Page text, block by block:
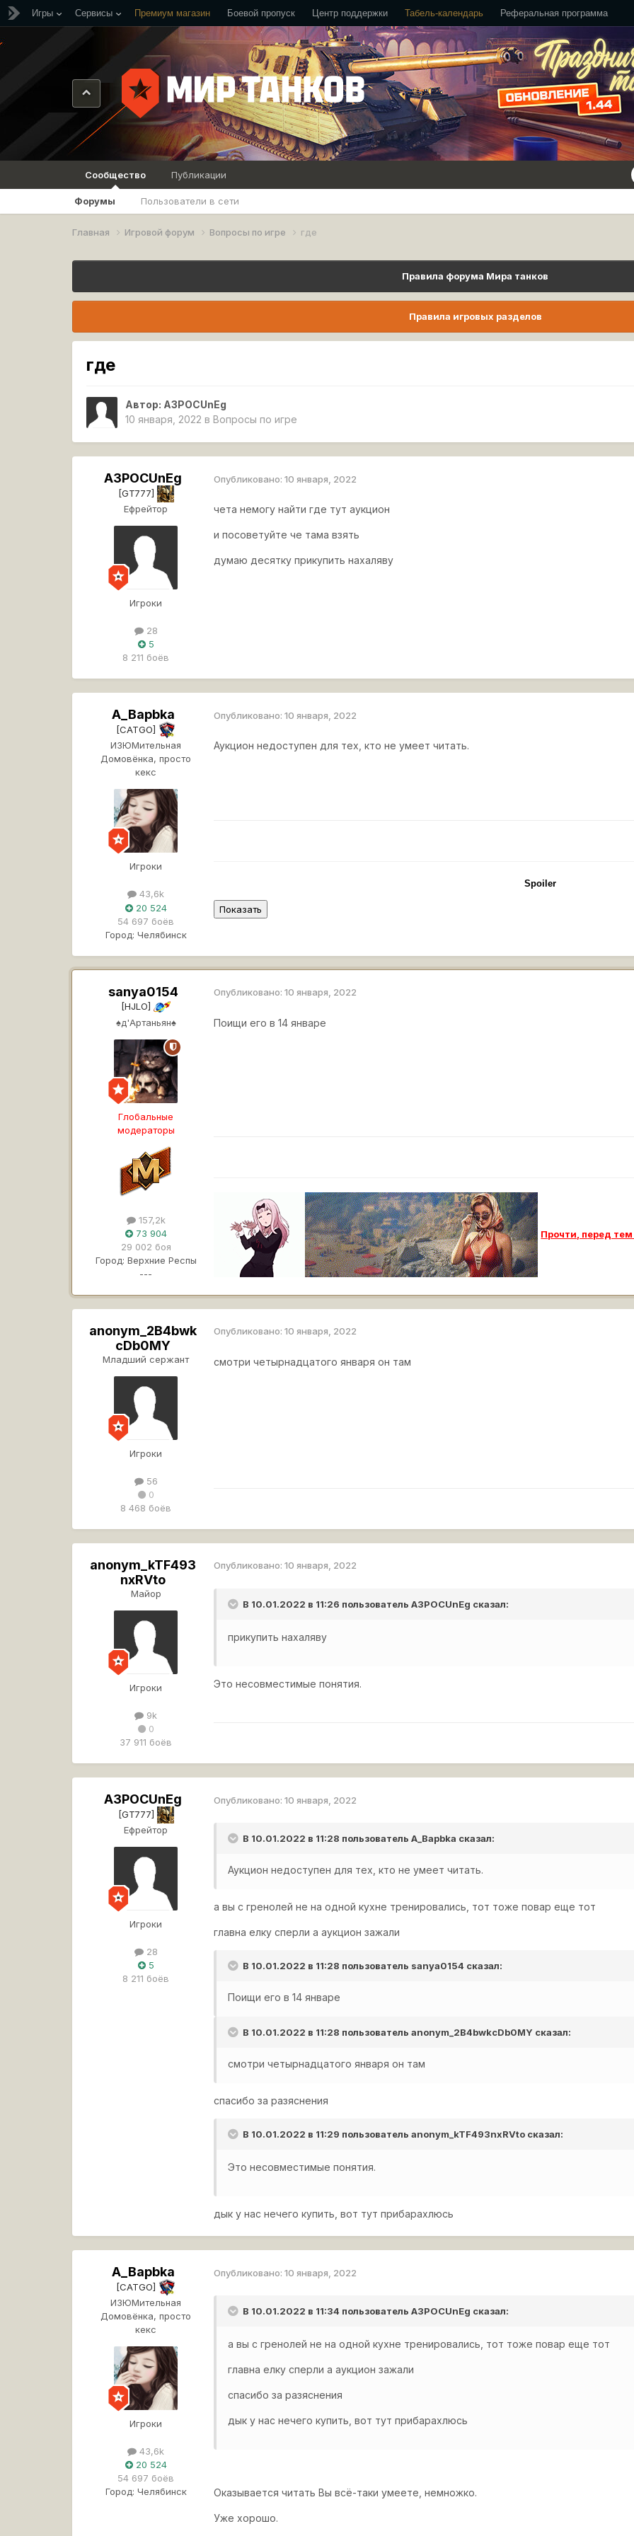
Игры Сервисы Премиум магазин Боевой пропуск Центр поддержки Табель-календарь Реферальная программа
Сообщество
Форумы Пользователи в сети
Публикации
Главная Игровой форум Вопросы по игре где
Правила форума Мира танков
Правила игровых разделов
где
Автор: A3POCUnEg
10 января, 2022 в Вопросы по игре
A3POCUnEg
[GT777]
Ефрейтор
Игроки
28
5
8 211 боёв
Опубликовано:10 января, 2022
чета немогу найти где тут аукцион
и посоветуйте че тама взять
думаю десятку прикупить нахаляву
A_Bapbka
[CATGO]
ИЗЮМительная
Домовёнка, просто
кекс
Игроки
43,6k
20 524
54 697 боёв
Город: Челябинск
Опубликовано:10 января, 2022
Аукцион недоступен для тех, кто не умеет читать.
Spoiler
sanya0154
[HJLO]
♠д'Артаньян♠
Глобальные
модераторы
157,2k
73 904
29 002 боя
Город: Верхние Респы
---
Опубликовано:10 января, 2022
Поищи его в 14 январе
Прочти, перед тем
anonym_2B4bwk
cDb0MY
Младший сержант
Игроки
56
0
8 468 боёв
Опубликовано:10 января, 2022
смотри четырнадцатого января он там
anonym_kTF493
nxRVto
Майор
Игроки
9k
0
37 911 боёв
Опубликовано:10 января, 2022
В 10.01.2022 в 11:26 пользовательA3POCUnEg сказал:
прикупить нахаляву
Это несовместимые понятия.
A3POCUnEg
[GT777]
Ефрейтор
Игроки
28
5
8 211 боёв
Опубликовано:10 января, 2022
В 10.01.2022 в 11:28 пользовательA_Bapbka сказал:
Аукцион недоступен для тех, кто не умеет читать.
а вы с гренолей не на одной кухне тренировались, тот тоже повар еще тот
главна елку сперли а аукцион зажали
В 10.01.2022 в 11:28 пользователь sanya0154 сказал:
Поищи его в 14 январе
В 10.01.2022 в 11:28 пользовательanonym_2B4bwkcDb0MY сказал:
смотри четырнадцатого января он там
спасибо за разяснения
В 10.01.2022 в 11:29 пользовательanonym_kTF493nxRVto сказал:
Это несовместимые понятия.
дык у нас нечего купить, вот тут прибарахлюсь
A_Bapbka
[CATGO]
ИЗЮМительная
Домовёнка, просто
кекс
Игроки
43,6k
20 524
54 697 боёв
Город: Челябинск
Опубликовано:10 января, 2022
В 10.01.2022 в 11:34 пользовательA3POCUnEg сказал:
а вы с гренолей не на одной кухне тренировались, тот тоже повар еще тот
главна елку сперли а аукцион зажали
спасибо за разяснения
дык у нас нечего купить, вот тут прибарахлюсь
Оказывается читать Вы всё-таки умеете, немножко.
Уже хорошо.